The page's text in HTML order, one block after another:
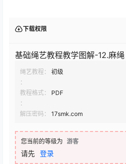
下载权限
基础绳艺教程教学图解-12.麻绳
绳艺教程：
初级
：
教程格式：
PDF
：
解压密码：
17smk.com
您当前的等级为 游客
请先 登录